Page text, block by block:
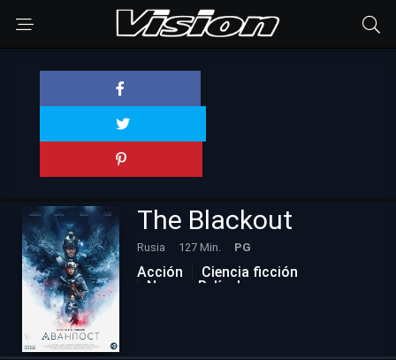
The Blackout
Rusia 127 Min. PG
Acción
Ciencia ficción
Nuevas Películas